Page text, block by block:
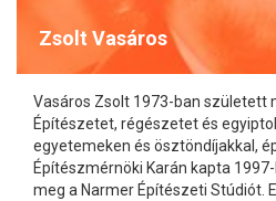
Zsolt Vasáros
Vasáros Zsolt 1973-ban született
Építészetet, régészetet és
egyetemeken és ösztöndíjakkal,
Építészmérnöki Karán kapta
meg a Narmer Építészeti Stúdiót.